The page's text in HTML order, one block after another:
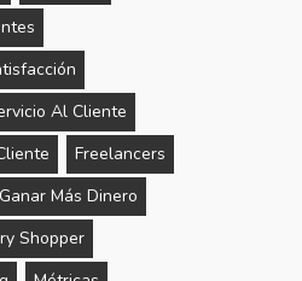
Al Cliente
Freelancers
Ganar Más Dinero
Shopper